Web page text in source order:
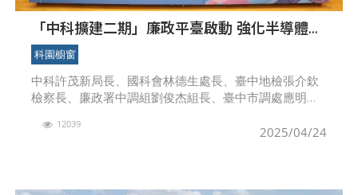
「中科擴建二期」廉政平臺啟動 強化半導體產
業鏈與國家安全
科園櫥窗
中科許茂新局長、國科會林德生處長、臺中地檢張介欽
檢察長、廉政署中調組劉俊杰組長、臺中市調處應明中
同啟動廉政平臺。國家科學及技術委員會中部科學園區
2025/04/24
12039